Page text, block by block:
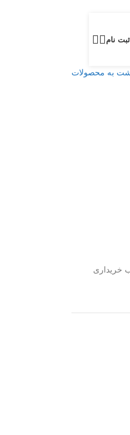
نام
به محصولات
از پاساب خریداری